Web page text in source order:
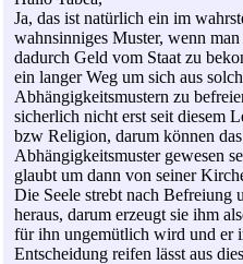
Ja, das ist natürlich ein im
wahnsinniges Muster, wenn
dadurch Geld vom Staat zu
ein langer Weg um sich aus
Abhängigkeitsmustern zu
sicherlich nicht erst seit diesem
bzw Religion, darum können
Abhängigkeitsmuster gewesen
glaubt um dann von seiner
Die Seele strebt nach Befreiung
heraus, darum erzeugt sie ihm
für ihn ungemütlich wird und er
Entscheidung reifen lässt aus